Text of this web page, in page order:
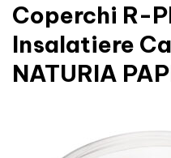
Coperchi R-
Insalatiere
NATURIA